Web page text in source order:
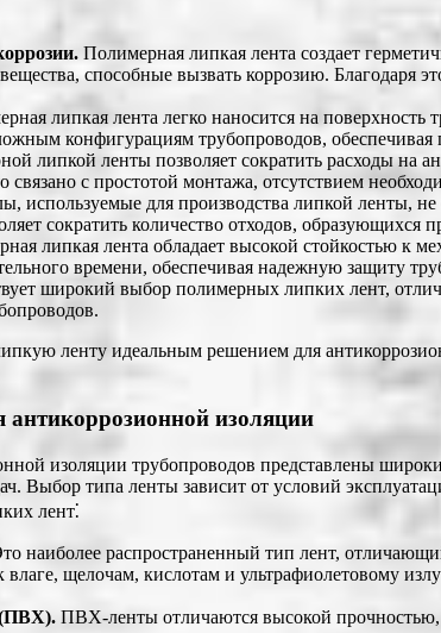
Полимерная липкая лента создает
способные вызвать коррозию. Благодаря
липкая лента легко наносится на
конфигурациям трубопроводов,
липкой ленты позволяет сократить расходы на
с простотой монтажа, отсутствием
используемые для производства липкой ленты,
сократить количество отходов,
липкая лента обладает высокой стойкостью к
времени, обеспечивая надежную защиту
широкий выбор полимерных липких лент,
ленту идеальным решением для
изоляции
изоляции трубопроводов представлены
Выбор типа ленты зависит от условий
лент⁚
наиболее распространенный тип лент,
щелочам, кислотам и ультрафиолетовому
(ПВХ). ПВХ-ленты отличаются высокой